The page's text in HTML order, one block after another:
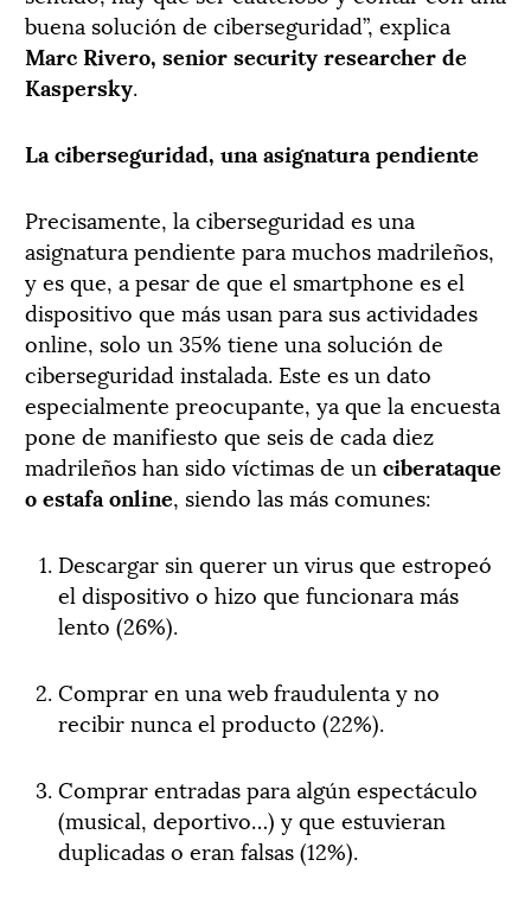
buena solución de ciberseguridad”, explica
Marc Rivero, senior security researcher de
Kaspersky.
La ciberseguridad, una asignatura pendiente
Precisamente, la ciberseguridad es una
asignatura pendiente para muchos madrileños,
y es que, a pesar de que el smartphone es el
dispositivo que más usan para sus actividades
online, solo un 35% tiene una solución de
ciberseguridad instalada. Este es un dato
especialmente preocupante, ya que la encuesta
pone de manifiesto que seis de cada diez
madrileños han sido víctimas de un ciberataque
o estafa online, siendo las más comunes:
Descargar sin querer un virus que estropeó
el dispositivo o hizo que funcionara más
lento (26%).
Comprar en una web fraudulenta y no
recibir nunca el producto (22%).
Comprar entradas para algún espectáculo
(musical, deportivo…) y que estuvieran
duplicadas o eran falsas (12%).